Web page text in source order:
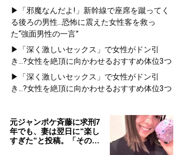
▶「邪魔なんだよ!」新幹線で座席を蹴ってく
る後ろの男性...恐怖に震えた女性客を救っ
た“強面男性の一言”
▶「深く激しいセックス」で女性がドン引
き...?女性を絶頂に向かわせるおすすめ体位3つ
▶「深く激しいセックス」で女性がドン引
き...?女性を絶頂に向かわせるおすすめ体位3つ
元ジャンポケ斉藤に求刑7
年でも、妻は翌日に“楽し
すぎた“と投稿。「その…